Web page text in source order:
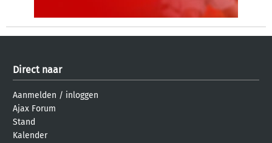
Direct naar
Aanmelden / inloggen
Ajax Forum
Stand
Kalender